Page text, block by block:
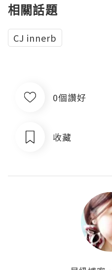
相關話題
CJ innerb
0個讚好
收藏